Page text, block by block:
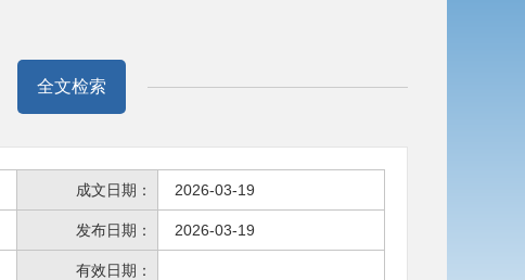
全文检索
成文日期： 2026-03-19
发布日期： 2026-03-19
有效日期：